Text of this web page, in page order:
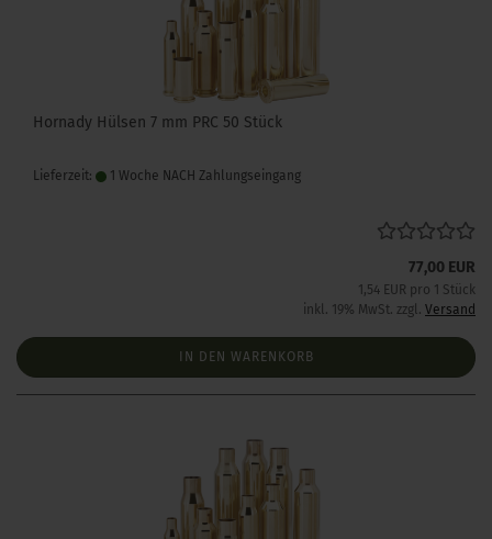
Hornady Hülsen 7 mm PRC 50 Stück
Lieferzeit: 1 Woche NACH Zahlungseingang
77,00 EUR
1,54 EUR pro 1 Stück
inkl. 19% MwSt. zzgl. Versand
IN DEN WARENKORB